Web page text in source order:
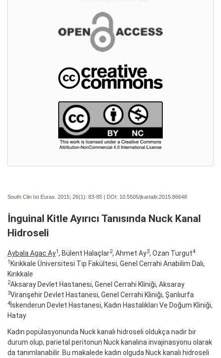
South Clin Ist Euras. 2015; 26(1): 83-85 | DOI: 10.5505/jkartaltr.2015.86648
İnguinal Kitle Ayırıcı Tanısında Nuck Kanal
Hidroseli
Aybala Agac Ay1, Bülent Halaçlar2, Ahmet Ay3, Ozan Turgut4
1 Kırıkkale Üniversitesi Tıp Fakültesi, Genel Cerrahi Anabilim Dalı,
Kırıkkale
2Aksaray Devlet Hastanesi, Genel Cerrahi Kliniği, Aksaray
3Viranşehir Devlet Hastanesi, Genel Cerrahi Kliniği, Şanlıurfa
4 İskenderun Devlet Hastanesi, Kadın Hastalıkları Ve Doğum Kliniği,
Hatay
Kadın popülasyonunda Nuck kanalı hidroseli oldukça nadir bir
durum olup, parietal peritonun Nuck kanalına invajinasyonu olarak
da tanımlanabilir. Bu makalede kadın olguda Nuck kanalı hidroseli